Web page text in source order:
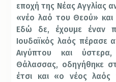
εποχή της Νέας Αγγλίας
«νέο λαό του Θεού» και
Εδώ δε, έχουμε έναν
Ιουδαϊκός λαός πέρασε
Αιγύπτου και
Θάλασσας, οδηγήθηκε
έτσι και «ο νέος